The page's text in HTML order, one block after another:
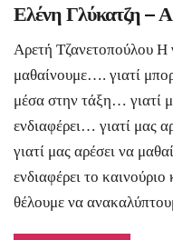
Ελένη Γλύκατζη –
Αρετή Τζανετοπούλου Η
μαθαίνουμε…. γιατί
μέσα στην τάξη… γιατί
ενδιαφέρει… γιατί μας
γιατί μας αρέσει να
ενδιαφέρει το
θέλουμε να